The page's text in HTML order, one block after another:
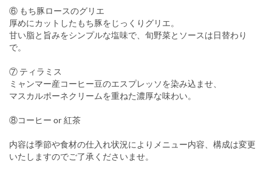
⑥ もち豚ロースのグリエ
厚めにカットしたもち豚をじっくりグリエ。
甘い脂と旨みをシンプルな塩味で、旬野菜とソースは日替わり
で。
⑦ ティラミス
ミャンマー産コーヒー豆のエスプレッソを染み込ませ、
マスカルポーネクリームを重ねた濃厚な味わい。
⑧コーヒー or 紅茶
内容は季節や食材の仕入れ状況によりメニュー内容、構成は変更
いたしますのでご了承くださいませ。